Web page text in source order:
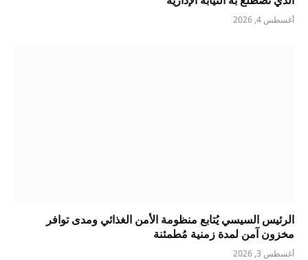
أغسطس 4, 2026
الرئيس السيسي يُتابع منظومة الأمن الغذائي ومدى توافر
مخزون آمن لمدة زمنية مُطمئنة
أغسطس 3, 2026